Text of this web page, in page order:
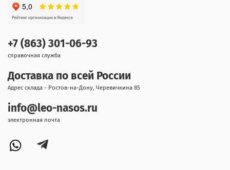
+7 (863) 301-06-93
справочная служба
Доставка по всей России
Адрес склада - Ростов-на-Дону, Черевичкина 85
info@leo-nasos.ru
электронная почта